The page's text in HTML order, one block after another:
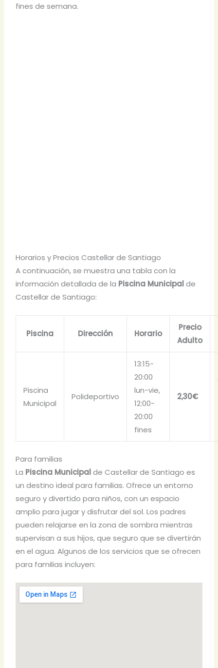
fines de semana.
Horarios y Precios Castellar de Santiago
A continuación, se muestra una tabla con la
información detallada de la Piscina Municipalde
Castellar de Santiago:
Piscina Dirección Horario
Precio
Adulto
Piscina
Municipal
Polideportivo
13:15-
20:00
lun-vie,
12:00-
20:00
fines
2,30€
Para familias
La Piscina Municipalde Castellar de Santiago es
un destino ideal para familias. Ofrece un entorno
seguro y divertido para niños, con un espacio
amplio para jugar y disfrutar del sol. Los padres
pueden relajarse en la zona de sombra mientras
supervisan a sus hijos, que seguro que se divertirán
en el agua. Algunos de los servicios que se ofrecen
para familias incluyen: